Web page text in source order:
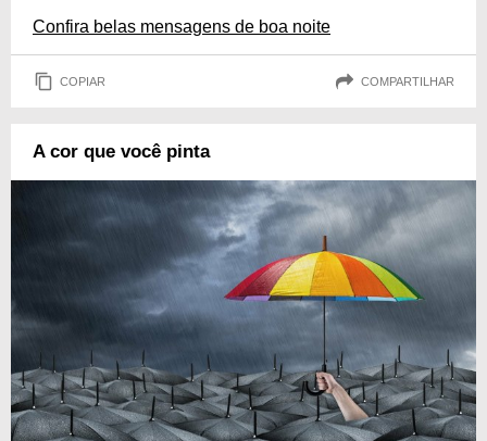
Confira belas mensagens de boa noite
COPIAR COMPARTILHAR
A cor que você pinta